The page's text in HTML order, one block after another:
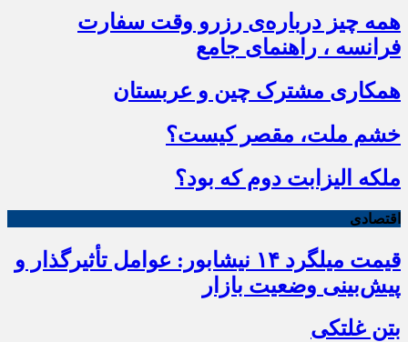
همه چیز درباره‌ی رزرو وقت سفارت
فرانسه ، راهنمای جامع
همکاری مشترک چین و عربستان
خشم ملت، مقصر کیست؟
ملکه الیزابت دوم که بود؟
اقتصادی
قیمت میلگرد ۱۴ نیشابور: عوامل تأثیرگذار و
پیش‌بینی وضعیت بازار
بتن غلتکی